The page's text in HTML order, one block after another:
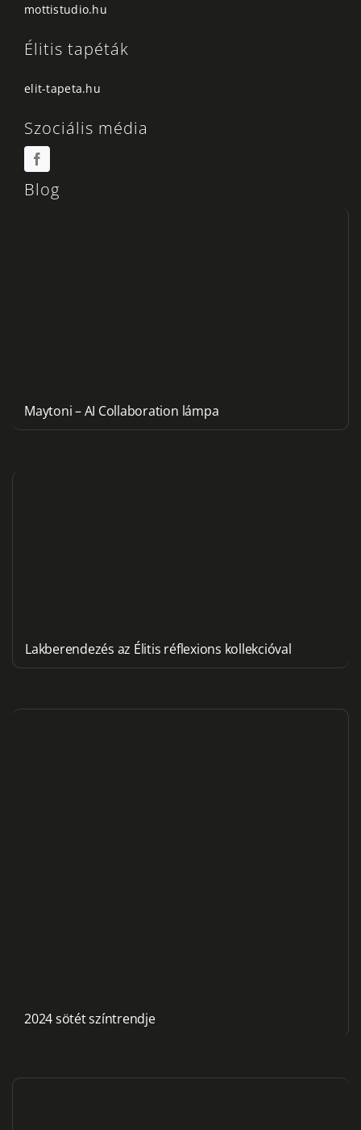
mottistudio.hu
Élitis tapéták
elit-tapeta.hu
Szociális média
Blog
Maytoni – AI Collaboration lámpa
Lakberendezés az Élitis réflexions kollekcióval
2024 sötét színtrendje